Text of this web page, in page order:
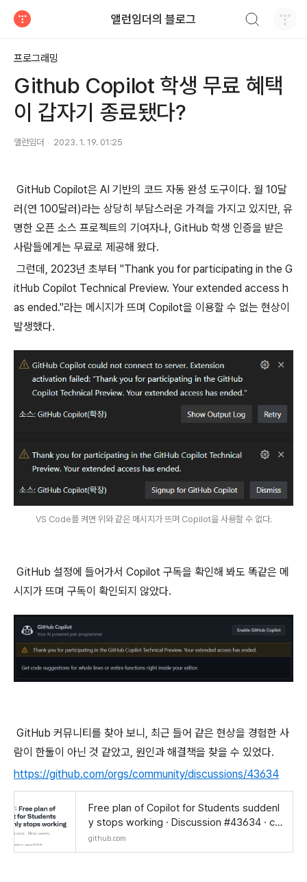
앨런임더의 블로그
프로그래밍
Github Copilot 학생 무료 혜택
이 갑자기 종료됐다?
앨런임더 2023. 1. 19. 01:25
GitHub Copilot은 AI 기반의 코드 자동 완성 도구이다. 월 10달
러(연 100달러)라는 상당히 부담스러운 가격을 가지고 있지만, 유
명한 오픈 소스 프로젝트의 기여자나, GitHub 학생 인증을 받은
사람들에게는 무료로 제공해 왔다.
그런데, 2023년 초부터 "Thank you for participating in the G
itHub Copilot Technical Preview. Your extended access h
as ended."라는 메시지가 뜨며 Copilot을 이용할 수 없는 현상이
발생했다.
VS Code를 켜면 위와 같은 메시지가 뜨며 Copilot을 사용할 수 없다.
GitHub 설정에 들어가서 Copilot 구독을 확인해 봐도 똑같은 메
시지가 뜨며 구독이 확인되지 않았다.
GitHub 커뮤니티를 찾아 보니, 최근 들어 같은 현상을 경험한 사
람이 한둘이 아닌 것 같았고, 원인과 해결책을 찾을 수 있었다.
https://github.com/orgs/community/discussions/43634
Free plan of Copilot for Students suddenl
y stops working · Discussion #43634 · co
mmunity
github.com